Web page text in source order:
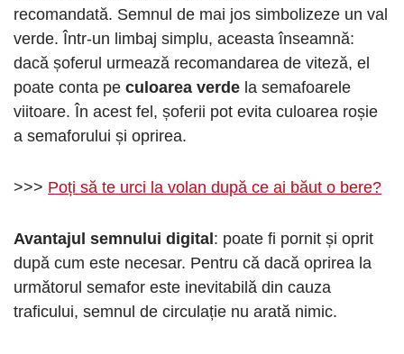
recomandată. Semnul de mai jos simbolizeze un val
verde. Într-un limbaj simplu, aceasta înseamnă:
dacă șoferul urmează recomandarea de viteză, el
poate conta pe culoarea verde la semafoarele
viitoare. În acest fel, șoferii pot evita culoarea roșie
a semaforului și oprirea.
>>> Poți să te urci la volan după ce ai băut o bere?
Avantajul semnului digital: poate fi pornit și oprit
după cum este necesar. Pentru că dacă oprirea la
următorul semafor este inevitabilă din cauza
traficului, semnul de circulație nu arată nimic.